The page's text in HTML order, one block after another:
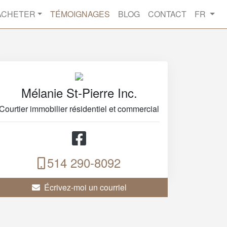
TÉMOIGNAGES BLOG CONTACT FR
Mélanie St-Pierre Inc.
immobilier résidentiel et commercial
514 290-8092
Écrivez-moi un courriel